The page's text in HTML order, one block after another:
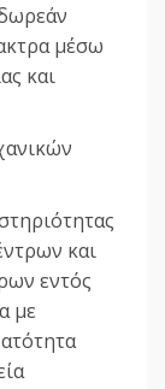
μέσω
και
και
εντός
με